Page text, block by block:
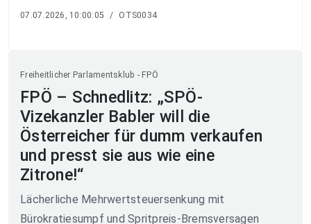
07.07.2026, 10:00:05 / OTS0034
Freiheitlicher Parlamentsklub - FPÖ
FPÖ – Schnedlitz: „SPÖ-
Vizekanzler Babler will die
Österreicher für dumm verkaufen
und presst sie aus wie eine
Zitrone!“
Lächerliche Mehrwertsteuersenkung mit
Bürokratiesumpf und Spritpreis-Bremsversagen